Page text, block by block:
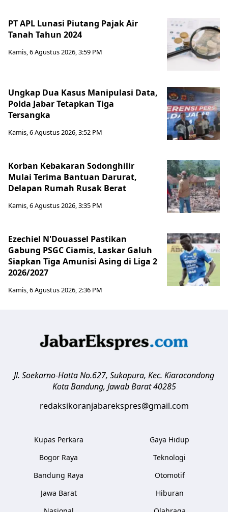
PT APL Lunasi Piutang Pajak Air
Tanah Tahun 2024
Kamis, 6 Agustus 2026, 3:59 PM
Ungkap Dua Kasus Manipulasi Data,
Polda Jabar Tetapkan Tiga
Tersangka
Kamis, 6 Agustus 2026, 3:52 PM
Korban Kebakaran Sodonghilir
Mulai Terima Bantuan Darurat,
Delapan Rumah Rusak Berat
Kamis, 6 Agustus 2026, 3:35 PM
Ezechiel N'Douassel Pastikan
Gabung PSGC Ciamis, Laskar Galuh
Siapkan Tiga Amunisi Asing di Liga 2
2026/2027
Kamis, 6 Agustus 2026, 2:36 PM
Jl. Soekarno-Hatta No.627, Sukapura, Kec. Kiaracondong
Kota Bandung, Jawab Barat 40285
redaksikoranjabarekspres@gmail.com
Kupas Perkara
Bogor Raya
Bandung Raya
Jawa Barat
Gaya Hidup
Teknologi
Otomotif
Hiburan